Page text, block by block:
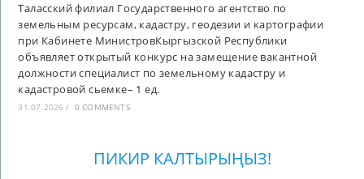
Таласский филиал Государственного агентство по
земельным ресурсам, кадастру, геодезии и картографии
при Кабинете МинистровКыргызской Республики
объявляет открытый конкурс на замещение вакантной
должности специалист по земельному кадастру и
кадастровой сьемке– 1 ед.
31.07.2026 / 0 COMMENTS
ПИКИР КАЛТЫРЫҢЫЗ!